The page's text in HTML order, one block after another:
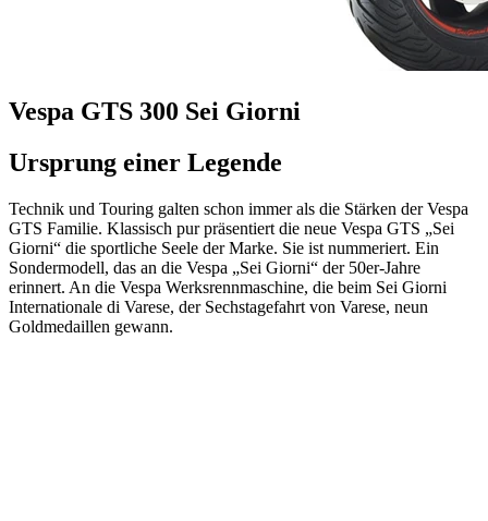
Vespa GTS 300 Sei Giorni
Ursprung einer Legende
Technik und Touring galten schon immer als die Stärken der Vespa
GTS Familie. Klassisch pur präsentiert die neue Vespa GTS „Sei
Giorni“ die sportliche Seele der Marke. Sie ist nummeriert. Ein
Sondermodell, das an die Vespa „Sei Giorni“ der 50er-Jahre
erinnert. An die Vespa Werksrennmaschine, die beim Sei Giorni
Internationale di Varese, der Sechstagefahrt von Varese, neun
Goldmedaillen gewann.